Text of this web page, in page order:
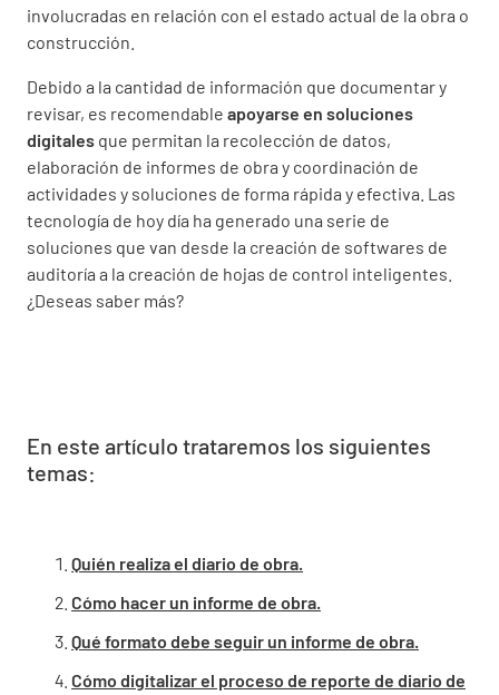
involucradas en relación con el estado actual de la obra o
construcción.
Debido a la cantidad de información que documentar y
revisar, es recomendable apoyarse en soluciones
digitales que permitan la recolección de datos,
elaboración de informes de obra y coordinación de
actividades y soluciones de forma rápida y efectiva. Las
tecnología de hoy día ha generado una serie de
soluciones que van desde la creación de softwares de
auditoría a la creación de hojas de control inteligentes.
¿Deseas saber más?
En este artículo trataremos los siguientes
temas:
Quién realiza el diario de obra.
Cómo hacer un informe de obra.
Qué formato debe seguir un informe de obra.
Cómo digitalizar el proceso de reporte de diario de